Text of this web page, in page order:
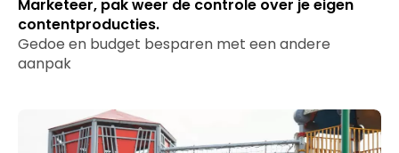
Marketeer, pak weer de controle over je eigen
contentproducties.
Gedoe en budget besparen met een andere
aanpak